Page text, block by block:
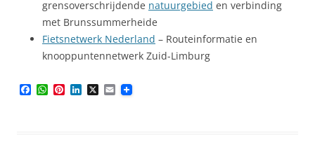
grensoverschrijdende natuurgebied en verbinding
met Brunssummerheide
Fietsnetwerk Nederland – Routeinformatie en
knooppuntennetwerk Zuid-Limburg
W P X E
m